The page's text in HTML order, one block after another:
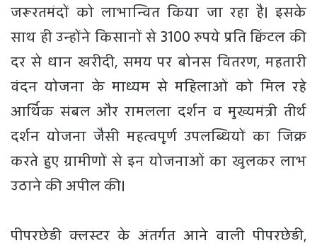
जरूरतमंदों को लाभान्वित किया जा रहा है। इसके
साथ ही उन्होंने किसानों से 3100 रुपये प्रति क्विंटल की
दर से धान खरीदी, समय पर बोनस वितरण, महतारी
वंदन योजना के माध्यम से महिलाओं को मिल रहे
आर्थिक संबल और रामलला दर्शन व मुख्यमंत्री तीर्थ
दर्शन योजना जैसी महत्वपूर्ण उपलब्धियों का जिक्र
करते हुए ग्रामीणों से इन योजनाओं का खुलकर लाभ
उठाने की अपील की।
पीपरछेड़ी क्लस्टर के अंतर्गत आने वाली पीपरछेड़ी,